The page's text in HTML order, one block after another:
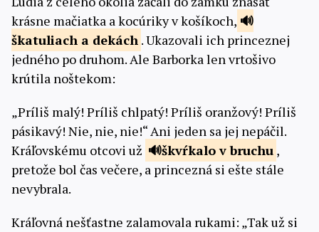
krásne mačiatka a kocúriky v košíkoch,
škatuliach a dekách . Ukazovali ich princeznej
jedného po druhom. Ale Barborka len vrtošivo
krútila noštekom:
„Príliš malý! Príliš chlpatý! Príliš oranžový! Príliš
pásikavý! Nie, nie, nie!“ Ani jeden sa jej nepáčil.
Kráľovskému otcovi už
škvŕkalov bruchu ,
pretože bol čas večere, a princezná si ešte stále
nevybrala.
Kráľovná nešťastne zalamovala rukami: „Tak už si